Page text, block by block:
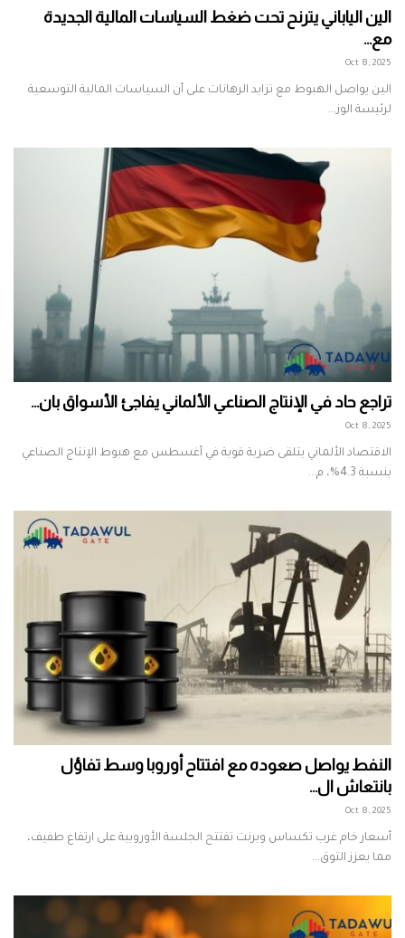
الين الياباني يترنح تحت ضغط السياسات المالية الجديدة
مع...
Oct 8, 2025
الين يواصل الهبوط مع تزايد الرهانات على أن السياسات المالية التوسعية
لرئيسة الوز...
تراجع حاد في الإنتاج الصناعي الألماني يفاجئ الأسواق بان...
Oct 8, 2025
الاقتصاد الألماني يتلقى ضربة قوية في أغسطس مع هبوط الإنتاج الصناعي
بنسبة 4.3%، م...
النفط يواصل صعوده مع افتتاح أوروبا وسط تفاؤل
بانتعاش ال...
Oct 8, 2025
أسعار خام غرب تكساس وبرنت تفتتح الجلسة الأوروبية على ارتفاع طفيف،
مما يعزز التوق...